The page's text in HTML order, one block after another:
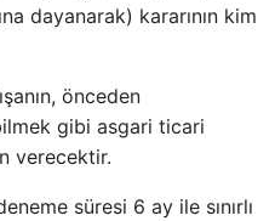
dayanarak) kararının kim
önceden
gibi asgari ticari
verecektir.
süresi 6 ay ile sınırlı